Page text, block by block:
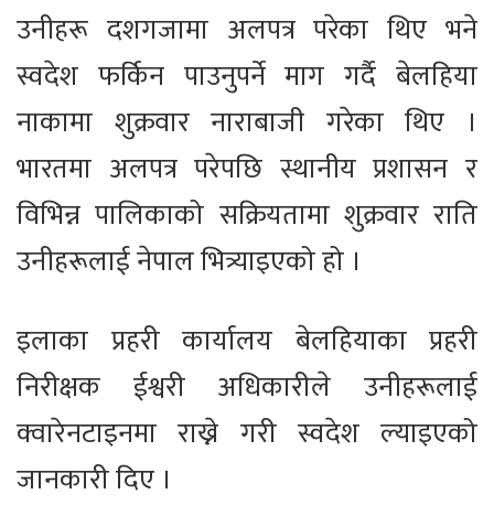
उनीहरू दशगजामा अलपत्र परेका थिए भने
स्वदेश फर्किन पाउनुपर्ने माग गर्दै बेलहिया
नाकामा शुक्रवार नाराबाजी गरेका थिए ।
भारतमा अलपत्र परेपछि स्थानीय प्रशासन र
विभिन्न पालिकाको सक्रियतामा शुक्रवार राति
उनीहरूलाई नेपाल भित्र्याइएको हो ।
इलाका प्रहरी कार्यालय बेलहियाका प्रहरी
निरीक्षक ईश्वरी अधिकारीले उनीहरूलाई
क्वारेनटाइनमा राख्ने गरी स्वदेश ल्याइएको
जानकारी दिए ।